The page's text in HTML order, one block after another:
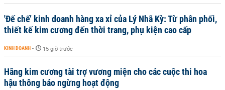
'Đế chế’ kinh doanh hàng xa xỉ của Lý Nhã Kỳ: Từ phân phối,
thiết kế kim cương đến thời trang, phụ kiện cao cấp
KINH DOANH - 15 giờ trước
Hãng kim cương tài trợ vương miện cho các cuộc thi hoa
hậu thông báo ngừng hoạt động